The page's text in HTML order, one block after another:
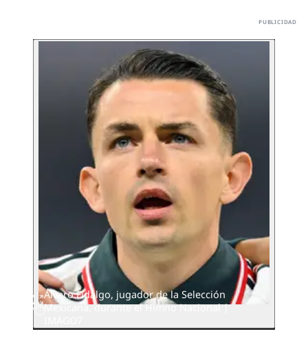
Álvaro Fidalgo, jugador de la Selección
Mexicana, durante el Himno Nacional |